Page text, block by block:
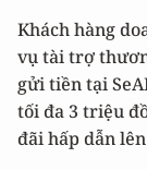
Khách hàng
vụ tài trợ
gửi tiền tại
tối đa 3 triệu
đãi hấp dẫn